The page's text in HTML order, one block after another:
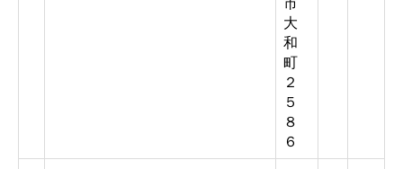
大
和
町
２
５
８
６